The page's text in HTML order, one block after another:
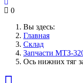
0
Вы здесь:
Главная
Склад
Запчасти МТЗ-
Ось нижних тяг